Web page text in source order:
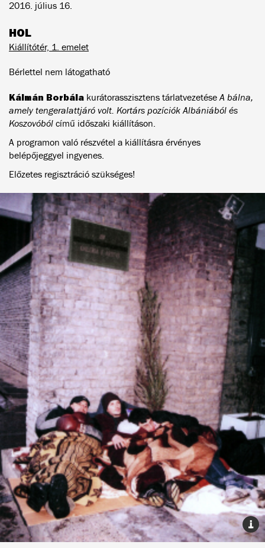
2016. július 16.
HOL
Kiállítótér, 1. emelet
Bérlettel nem látogatható
Kálmán Borbála kurátorasszisztens tárlatvezetéseA bálna,
amely tengeralattjáró volt. Kortárs pozíciók Albániából és
Koszovóból című időszaki kiállításon.
A programon való részvétel a kiállításra érvényes
belépőjeggyel ingyenes.
Előzetes regisztráció szükséges!